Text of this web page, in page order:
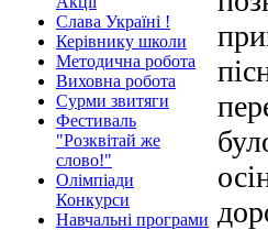
Слава Україні !
Керівнику школи
Методична робота
Виховна робота
Сурми звитяги
Фестиваль
"Розквітай же
слово!"
Олімпіади
Конкурси
Навчальні програми